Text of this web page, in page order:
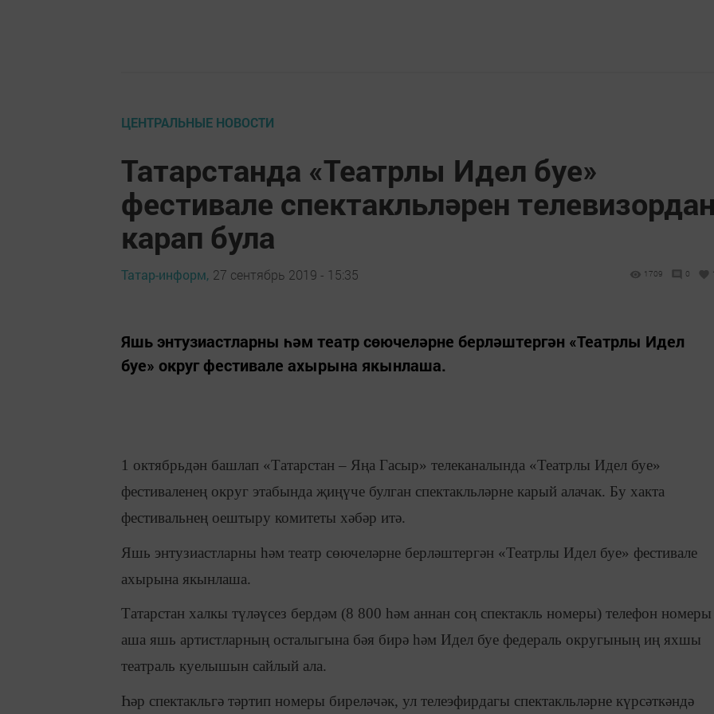
ЦЕНТРАЛЬНЫЕ НОВОСТИ
Татарстанда «Театрлы Идел буе»
фестивале спектакльләрен
карап була
Татар-информ, 27 сентябрь 2019 - 15:35 1709 0
Яшь энтузиастларны һәм театр сөючеләрне берләштергән «Театрлы Идел
буе» округ фестивале ахырына якынлаша.
1 октябрьдән башлап «Татарстан – Яңа Гасыр» телеканалында «Театрлы Идел буе»
фестиваленең округ этабында җиңүче булган спектакльләрне карый алачак. Бу хакта
фестивальнең оештыру комитеты хәбәр итә.
Яшь энтузиастларны һәм театр сөючеләрне берләштергән «Театрлы Идел буе» фестивале
ахырына якынлаша.
Татарстан халкы түләүсез бердәм (8 800 һәм аннан соң спектакль номеры) телефон номеры
аша яшь артистларның осталыгына бәя бирә һәм Идел буе федераль округының иң яхшы
театраль куелышын сайлый ала.
Һәр спектакльгә тәртип номеры биреләчәк, ул телеэфирдагы спектакльләрне күрсәткәндә